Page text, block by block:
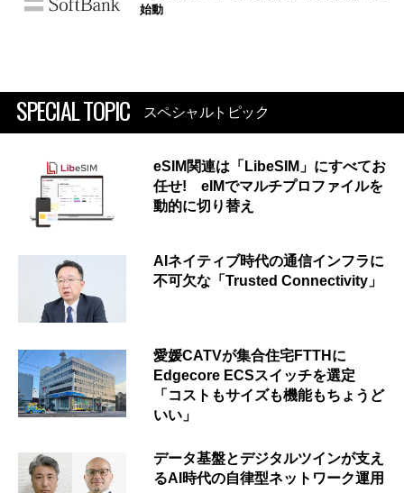
始動
SPECIAL TOPIC スペシャルトピック
eSIM関連は「LibeSIM」にすべてお
任せ! eIMでマルチプロファイルを
動的に切り替え
AIネイティブ時代の通信インフラに
不可欠な「Trusted Connectivity」
愛媛CATVが集合住宅FTTHに
Edgecore ECSスイッチを選定
「コストもサイズも機能もちょうど
いい」
データ基盤とデジタルツインが支え
るAI時代の自律型ネットワーク運用